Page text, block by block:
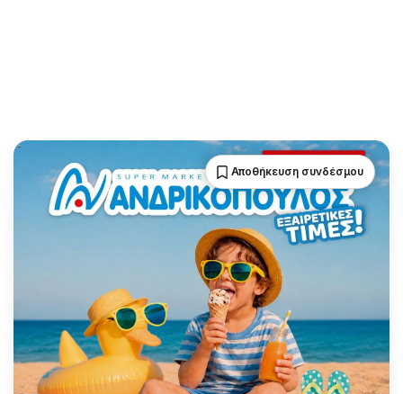
Αποθήκευση συνδέσμου